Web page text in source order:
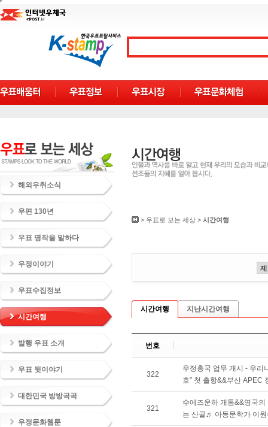
해외우취소식
우편 130년
우표 명작을 말하다
우정이야기
우표수집정보
시간여행
발행 우표 소개
우표 뒷이야기
대한민국 방방곡곡
우정문화웹툰
> 우표로 보는 세상 > 시간여행
시간여행 지난시간여행
번호
322
우정총국 업무 개시 - 우리
호” 첫 출항&&부산 APEC
321
수에즈운하 개통&&영국
는 산골♬ 아동문학가 이원